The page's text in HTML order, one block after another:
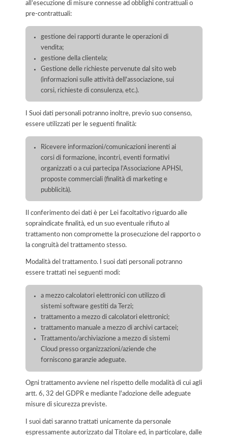
all’esecuzione di misure connesse ad obblighi contrattuali o
pre-contrattuali:
gestione dei rapporti durante le operazioni di
vendita;
gestione della clientela;
Gestione delle richieste pervenute dal sito web
(informazioni sulle attività dell'associazione, sui
corsi, richieste di consulenza, etc.).
I Suoi dati personali potranno inoltre, previo suo consenso,
essere utilizzati per le seguenti finalità:
Ricevere informazioni/comunicazioni inerenti ai
corsi di formazione, incontri, eventi formativi
organizzati o a cui partecipa l'Associazione APHSI,
proposte commerciali (finalità di marketing e
pubblicità).
Il conferimento dei dati è per Lei facoltativo riguardo alle
sopraindicate finalità, ed un suo eventuale rifiuto al
trattamento non compromette la prosecuzione del rapporto o
la congruità del trattamento stesso.
Modalità del trattamento. I suoi dati personali potranno
essere trattati nei seguenti modi:
a mezzo calcolatori elettronici con utilizzo di
sistemi software gestiti da Terzi;
trattamento a mezzo di calcolatori elettronici;
trattamento manuale a mezzo di archivi cartacei;
Trattamento/archiviazione a mezzo di sistemi
Cloud presso organizzazioni/aziende che
forniscono garanzie adeguate.
Ogni trattamento avviene nel rispetto delle modalità di cui agli
artt. 6, 32 del GDPR e mediante l'adozione delle adeguate
misure di sicurezza previste.
I suoi dati saranno trattati unicamente da personale
espressamente autorizzato dal Titolare ed, in particolare, dalle